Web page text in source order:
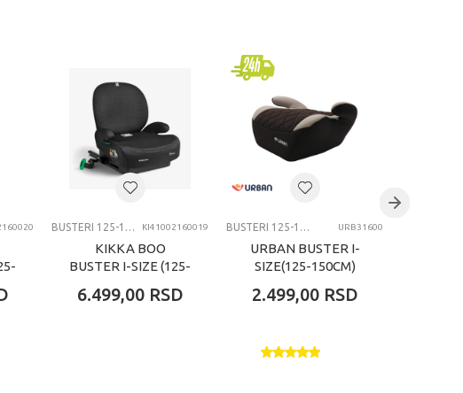
BUSTERI 125-150CM KI41002160019
KIKKA BOO
BUSTER I-SIZE (125-
6.499,00 RSD
BUSTERI 125-150CM URB31600
URBAN BUSTER I-
SIZE(125-150CM)
2.499,00 RSD